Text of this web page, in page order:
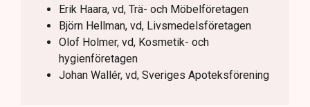
Erik Haara, vd, Trä- och Möbelföretagen
Björn Hellman, vd, Livsmedelsföretagen
Olof Holmer, vd, Kosmetik- och
hygienföretagen
Johan Wallér, vd, Sveriges Apoteksförening